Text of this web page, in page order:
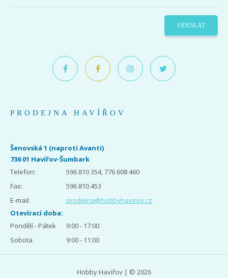
ODESLAT
PRODEJNA HAVÍŘOV
Šenovská 1 (naproti Avanti)
736 01 Havířov-Šumbark
Telefon:
596 810 354, 776 608 460
Fax:
596 810 453
E-mail:
prodejna@hobbyhavirov.cz
Otevírací doba:
Pondělí - Pátek
9:00 - 17:00
Sobota
9:00 - 11:00
Hobby Havířov | © 2026